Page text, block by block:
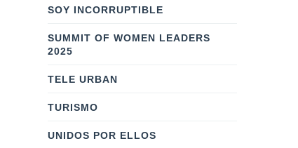
SOY INCORRUPTIBLE
SUMMIT OF WOMEN LEADERS
2025
TELE URBAN
TURISMO
UNIDOS POR ELLOS